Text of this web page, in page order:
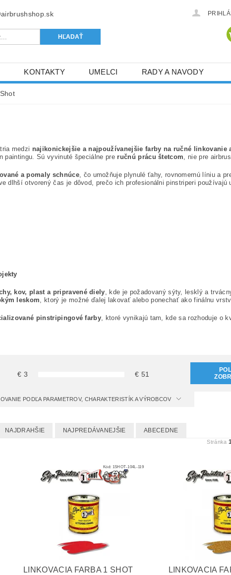
KONTAKTY UMELCI RADY A NAVODY
medzi najikonickejšie a najpoužívanejšie farby na ručné linkovanie
paintingu. Sú vyvinuté špeciálne pre ručnú prácu štetcom, nie pre
a pomaly schnúce, čo umožňuje plynulé ťahy, rovnomernú líniu a
dlhší otvorený čas je dôvod, prečo ich profesionálni pinstriperi používajú
kov, plast a pripravené diely, kde je požadovaný sýty, lesklý a
leskom, ktorý je možné ďalej lakovať alebo ponechať ako finálnu
pinstripingové farby, ktoré vynikajú tam, kde sa rozhoduje o
€3 € 51
PODĽA PARAMETROV, CHARAKTERISTÍK A VÝROBCOV
NAJDRAHŠIE NAJPREDÁVANEJŠIE ABECEDNE
Stránka
Kód: 1SHOT-104L-119
LINKOVACIA FARBA 1 SHOT
LINKOVACIA